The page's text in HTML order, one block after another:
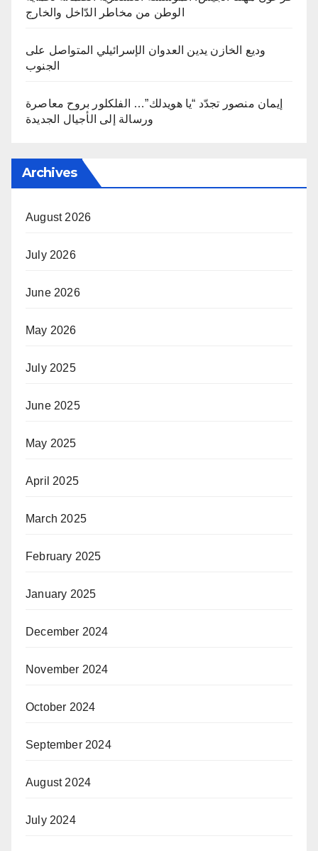
الوطن من مخاطر الدّاخل والخارج
وديع الخازن يدين العدوان الإسرائيلي المتواصل على
الجنوب
إيمان منصور تجدّد “يا هويدلك”… الفلكلور بروح معاصرة
ورسالة إلى الأجيال الجديدة
Archives
August 2026
July 2026
June 2026
May 2026
July 2025
June 2025
May 2025
April 2025
March 2025
February 2025
January 2025
December 2024
November 2024
October 2024
September 2024
August 2024
July 2024